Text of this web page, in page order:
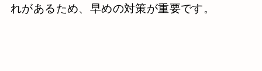
れがあるため、早めの対策が重要です。